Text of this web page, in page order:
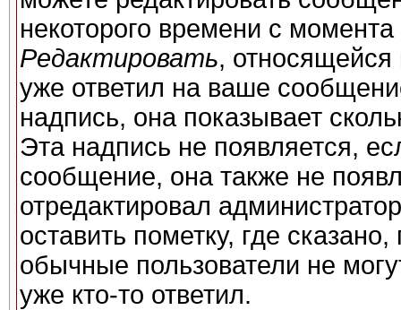
некоторого времени с
Редактировать,
уже ответил на ваше
надпись, она показывает
Эта надпись не появляется,
сообщение, она также не
отредактировал
оставить пометку, где
обычные пользователи не
уже кто-то ответил.